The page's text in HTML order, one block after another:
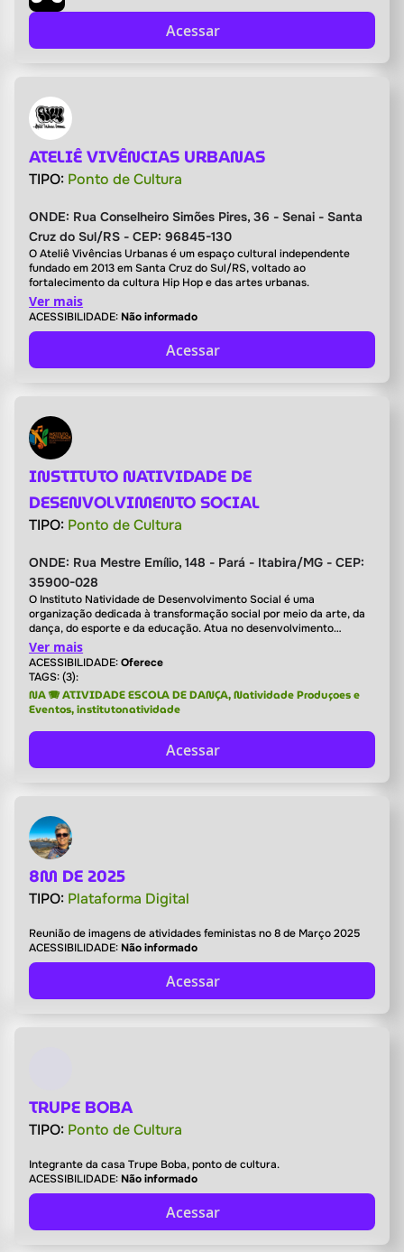
Acessar
ATELIÊ VIVÊNCIAS URBANAS
TIPO: Ponto de Cultura
ONDE: Rua Conselheiro Simões Pires, 36 - Senai - Santa
Cruz do Sul/RS - CEP: 96845-130
O Ateliê Vivências Urbanas é um espaço cultural independente
fundado em 2013 em Santa Cruz do Sul/RS, voltado ao
fortalecimento da cultura Hip Hop e das artes urbanas.
Ver mais
ACESSIBILIDADE: Não informado
Acessar
INSTITUTO NATIVIDADE DE
DESENVOLVIMENTO SOCIAL
TIPO: Ponto de Cultura
ONDE: Rua Mestre Emílio, 148 - Pará - Itabira/MG - CEP:
35900-028
O Instituto Natividade de Desenvolvimento Social é uma
organização dedicada à transformação social por meio da arte, da
dança, do esporte e da educação. Atua no desenvolvimento
humano de crianças, adolescentes e famílias, promovendo inclusão,
cidadania, autoestima e oportunidades, utilizando a cultura e o
movimento como ferramentas de formação e impacto social.
Ver mais
ACESSIBILIDADE:Oferece
TAGS: (3):
NA 🪗 ATIVIDADE ESCOLA DE DANÇA, Natividade Produçoes e
Eventos, institutonatividade
Acessar
8M DE 2025
TIPO: Plataforma Digital
Reunião de imagens de atividades feministas no 8 de Março 2025
ACESSIBILIDADE: Não informado
Acessar
TRUPE BOBA
TIPO: Ponto de Cultura
Integrante da casa Trupe Boba, ponto de cultura.
ACESSIBILIDADE: Não informado
Acessar